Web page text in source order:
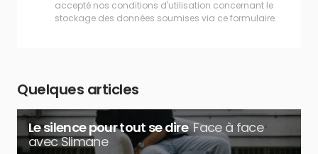
accepté nos conditions d'utilisation concernant le
stockage des données soumises via ce formulaire.
Quelques articles
Le silence pour tout se dire Face à face
avec Slimane